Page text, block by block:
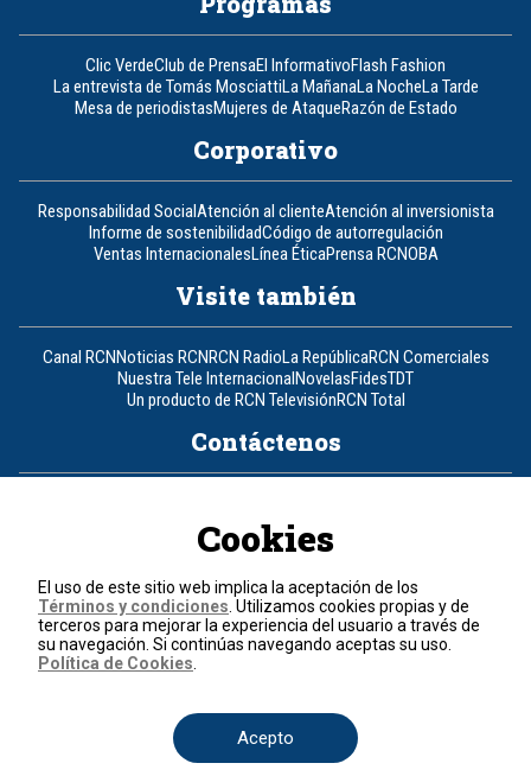
Clic VerdeClub de PrensaEl InformativoFlash Fashion
La entrevista de Tomás MosciattiLa MañanaLa NocheLa Tarde
Mesa de periodistasMujeres de AtaqueRazón de Estado
Corporativo
Responsabilidad SocialAtención al clienteAtención al inversionista
Informe de sostenibilidadCódigo de autorregulación
Ventas InternacionalesLínea ÉticaPrensa RCNOBA
Visite también
Canal RCNNoticias RCNRCN RadioLa RepúblicaRCN Comerciales
Nuestra Tele InternacionalNovelasFidesTDT
Un producto de RCN TelevisiónRCN Total
Contáctenos
Política de cookies
Términos y condiciones
© 2026, RCN Medios.
Todos los derechos reservados.
Cookies
El uso de este sitio web implica la aceptación de los
Términos y condiciones . Utilizamos cookies propias y de
terceros para mejorar la experiencia del usuario a través de
su navegación. Si continúas navegando aceptas su uso.
Política de Cookies
Acepto